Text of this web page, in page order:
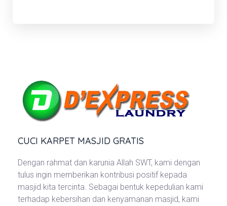
CUCI KARPET MASJID GRATIS
Dengan rahmat dan karunia Allah SWT, kami dengan
tulus ingin memberikan kontribusi positif kepada
masjid kita tercinta. Sebagai bentuk kepedulian kami
terhadap kebersihan dan kenyamanan masjid, kami